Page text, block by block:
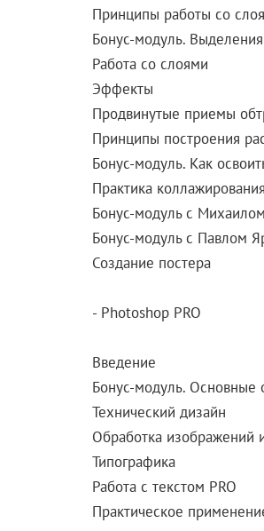
Принципы работы со
Бонус-модуль.
Работа со слоями
Эффекты
Продвинутые приемы
Принципы построения
Бонус-модуль. Как
Практика
Бонус-модуль с
Бонус-модуль с Павлом
Создание постера
- Photoshop PRO
Введение
Бонус-модуль.
Технический дизайн
Обработка изображений
Типографика
Работа с текстом PRO
Практическое